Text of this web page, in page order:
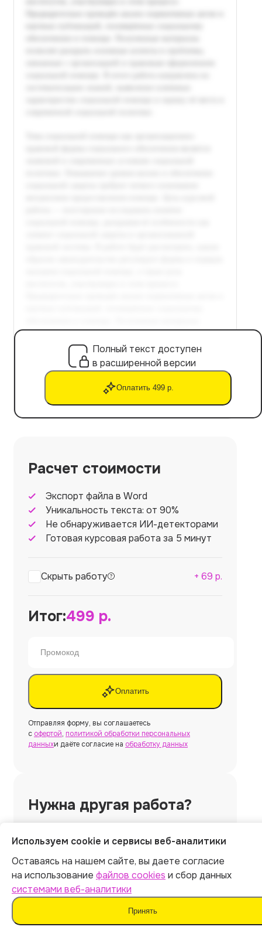
Полный текст доступен
в расширенной версии
Оплатить 499 р.
Расчет стоимости
Экспорт файла в Word
Уникальность текста: от 90%
Не обнаруживается ИИ-детекторами
Готовая курсовая работа за 5 минут
Скрыть работу + 69 р.
Итог:499 р.
Оплатить
Отправляя форму, вы соглашаетесь
с офертой, политикой обработки персональных
данныхи даёте согласие на обработку данных
Нужна другая работа?
Создать
курсовая работа
без использования
Используем cookie и сервисы веб-аналитики
Оставаясь на нашем сайте, вы даете согласие
на использование файлов cookies и сбор данных
системами веб-аналитики
Принять